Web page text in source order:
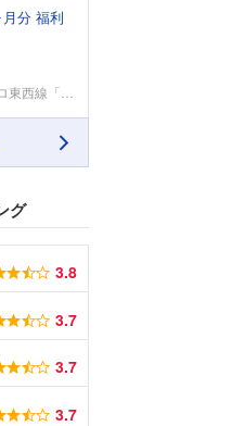
分 福利
線「東陽
グ
3.8
3.7
3.7
3.7